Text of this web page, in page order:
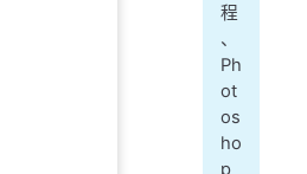
程
、
Ph
ot
os
ho
p